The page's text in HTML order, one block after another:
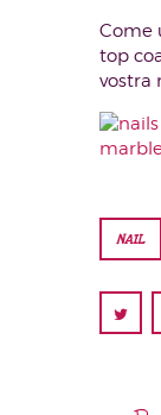
Come
top
vostra
NAIL